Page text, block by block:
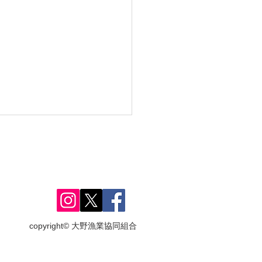
8年度 鮎釣り解禁日のお
copyright© 大野漁業協同組合